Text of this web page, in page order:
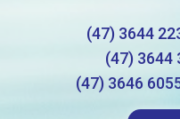
(47) 3644
(47) 3644
(47) 3646